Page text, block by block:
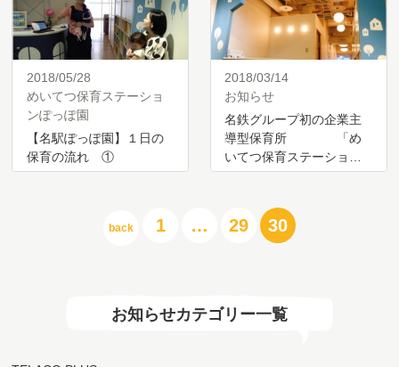
2018/05/28
めいてつ保育ステーショ
ンぽっぽ園
【名駅ぽっぽ園】１日の
保育の流れ ①
2018/03/14
お知らせ
名鉄グループ初の企業主
導型保育所 「め
いてつ保育ステーショ…
back 1 … 29 30
お知らせカテゴリー一覧